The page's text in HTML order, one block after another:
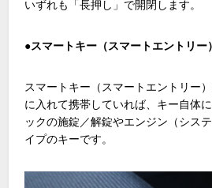
いずれも「長押し」で開閉します。
●スマートキー（スマートエントリー）
スマートキー（スマートエントリー
に入れて携帯していれば、キー自体
ックの施錠／解錠やエンジン（シス
イプのキーです。